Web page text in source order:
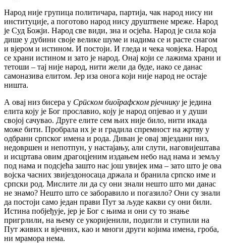
Народ није групица политичара, партија, чак народ нису ни
институције, а поготово народ нису друштвене мреже. Народ
је Суд Божји. Народ све види, зна и осјећа. Народ је сила која
дише у дубини своје велике шуме и надима се и расте снагом
и вјером и истином. И постоји. И гледа и чека човјека. Народ
се храни истином и зато је народ. Онај који се лажима храни и
тетоши – тај није народ, нити жели да буде, иако се данас
самоназива елитом. Јер иза онога који није народ не остаје
ништа.
А овај низ бисера у Српском биографском рјечнику је једина
елита коју је Бог прославио, коју је народ опјевао и у души
својој сачувао. Друге елите сем њих није било, нити икада
може бити. Пробрала их је и градила спремност на жртву у
одбрани српског имена и рода. Диван је овај звјездани низ,
недовршен и непотпун, у настајању, али слути, наговијештава
и исцртава овим драгоцјеним издањем небо над нама и земљу
под нама и подсјећа зашто нас још увијек има – зато што је ова
војска часних звијездоносаца држала и бранила српско име и
српски род. Мислите ли да су они знали нешто што ми данас
не знамо? Нешто што се заборавило и погазило? Они су знали
да постоји само један прави Пут за људе какви су они били.
Истина побјеђује, јер је Бог с њима и они су то знање
пригрлили, на њему се укоријенили, подигли и ступили на
Пут живих и вјечних, као и многи други којима имена, гроба,
ни мрамора нема.